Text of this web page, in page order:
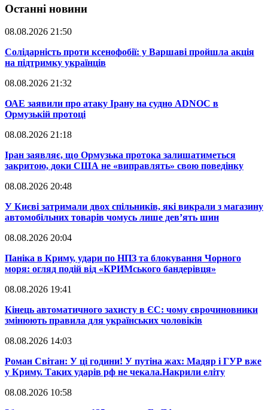
Останні новини
08.08.2026 21:50
​Солідарність проти ксенофобії: у Варшаві пройшла акція
на підтримку українців
08.08.2026 21:32
​ОАЕ заявили про атаку Ірану на судно ADNOC в
Ормузькій протоці
08.08.2026 21:18
​Іран заявляє, що Ормузька протока залишатиметься
закритою, доки США не «виправлять» свою поведінку
08.08.2026 20:48
​У Києві затримали двох спільників, які викрали з магазину
автомобільних товарів чомусь лише дев’ять шин
08.08.2026 20:04
Паніка в Криму, удари по НПЗ та блокування Чорного
моря: огляд подій від «КРИМського бандерівця»
08.08.2026 19:41
​Кінець автоматичного захисту в ЄС: чому єврочиновники
змінюють правила для українських чоловіків
08.08.2026 14:03
​Роман Світан: У ці години! У путіна жах: Мадяр і ГУР вже
у Криму. Таких ударів рф не чекала.Накрили еліту
08.08.2026 10:58